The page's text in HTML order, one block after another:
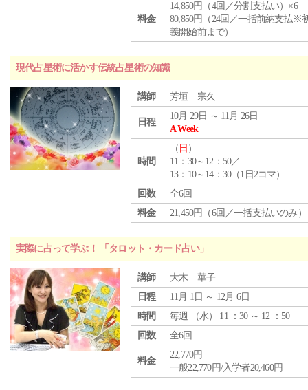
料金
14,850円（4回／分割支払い）×6
80,850円（24回／一括前納支払※
義開始前まで）
現代占星術に活かす伝統占星術の知識
講師 芳垣 宗久
日程
10月 29日 ～ 11月 26日
A Week
時間
（ 日 ）
11：30～12：50／
13：10～14：30（1日2コマ）
回数
全6回
料金
21,450円（6回／一括支払いのみ）
実際に占って学ぶ！ 「タロット・カード占い」
講師
大木 華子
日程
11月 1日 ～ 12月 6日
時間
毎週 （水） 11 ：30 ～ 12 ：50
回数
全6回
料金
22,770円
一般22,770円/入学者20,460円